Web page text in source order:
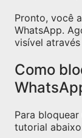
Pronto, você
WhatsApp.
visível
Como
Para
tutorial